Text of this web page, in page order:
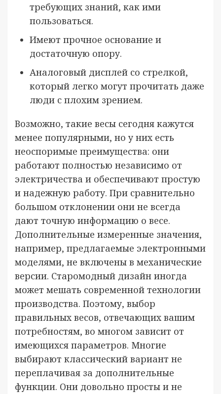
требующих знаний, как ими
пользоваться.
Имеют прочное основание и
достаточную опору.
Аналоговый дисплей со стрелкой,
который легко могут прочитать даже
люди с плохим зрением.
Возможно, такие весы сегодня кажутся
менее популярными, но у них есть
неоспоримые преимущества: они
работают полностью независимо от
электричества и обеспечивают простую
и надежную работу. При сравнительно
большом отклонении они не всегда
дают точную информацию о весе.
Дополнительные измеренные значения,
например, предлагаемые электронными
моделями, не включены в механические
версии. Старомодный дизайн иногда
может мешать современной технологии
производства. Поэтому, выбор
правильных весов, отвечающих вашим
потребностям, во многом зависит от
имеющихся параметров. Многие
выбирают классический вариант не
переплачивая за дополнительные
функции. Они довольно просты и не